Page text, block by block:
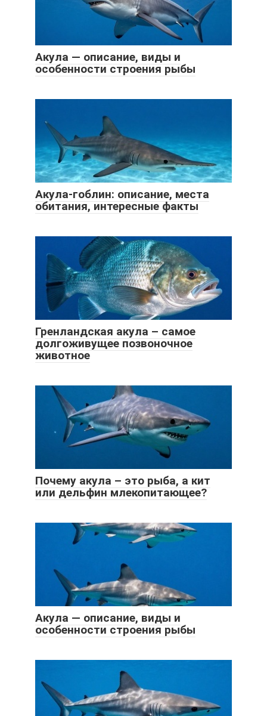
Акула — описание, виды и
особенности строения рыбы
Акула-гоблин: описание, места
обитания, интересные факты
Гренландская акула – самое
долгоживущее позвоночное
животное
Почему акула – это рыба, а кит
или дельфин млекопитающее?
Акула — описание, виды и
особенности строения рыбы